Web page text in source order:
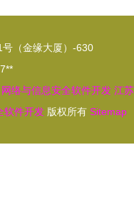
（金缘大厦）-630
网络与信息安全软件开发 江苏
软件开发 版权所有 Sitemap